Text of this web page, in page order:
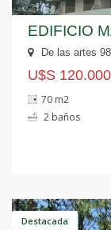
EDIFICIO
De las artes
U$S 120.000
70 m2
2 baños
Destacada
Anterior